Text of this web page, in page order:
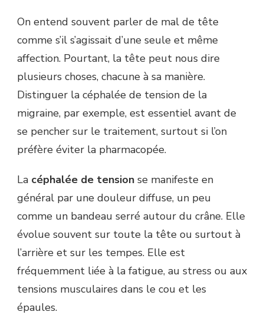
On entend souvent parler de mal de tête
comme s’il s’agissait d’une seule et même
affection. Pourtant, la tête peut nous dire
plusieurs choses, chacune à sa manière.
Distinguer la céphalée de tension de la
migraine, par exemple, est essentiel avant de
se pencher sur le traitement, surtout si l’on
préfère éviter la pharmacopée.
La céphalée de tension se manifeste en
général par une douleur diffuse, un peu
comme un bandeau serré autour du crâne. Elle
évolue souvent sur toute la tête ou surtout à
l’arrière et sur les tempes. Elle est
fréquemment liée à la fatigue, au stress ou aux
tensions musculaires dans le cou et les
épaules.